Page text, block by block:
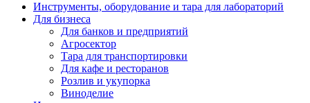
Инструменты, оборудование и тара для лабораторий
Для бизнеса
Для банков и предприятий
Агросектор
Тара для транспортировки
Для кафе и ресторанов
Розлив и укупорка
Виноделие